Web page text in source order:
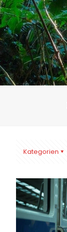
Kategorien